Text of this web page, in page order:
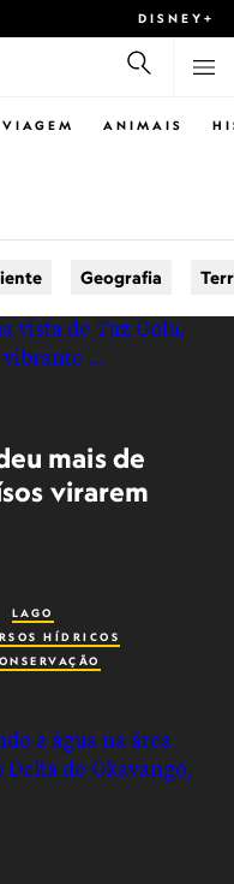
DISNEY+
VIAGEM ANIMAIS
Geografia
mais de
virarem
LAGO
HÍDRICOS